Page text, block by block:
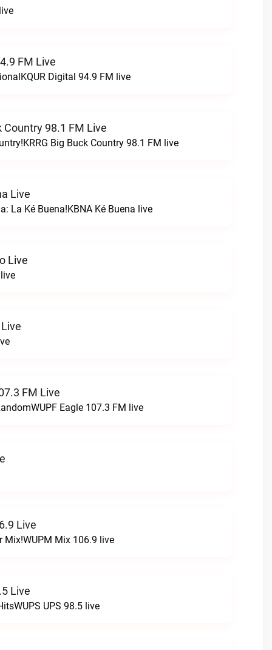
FM Live
Digital 94.9 FM live
Country 98.1 FM Live
Big Buck Country 98.1 FM live
Live
La Ké Buena!KBNA Ké Buena live
Live
FM Live
Eagle 107.3 FM live
Live
Mix!WUPM Mix 106.9 live
Live
UPS 98.5 live